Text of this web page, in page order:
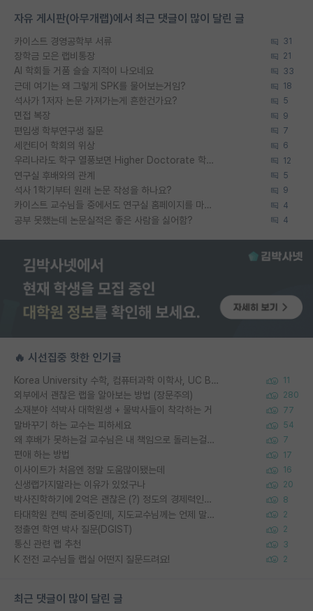
자유 게시판(아무개랩)에서 최근 댓글이 많이 달린 글
카이스트 경영공학부 서류 31
장학금 모은 랩비통장 21
AI 학회들 거품 슬슬 지적이 나오네요 33
근데 여기는 왜 그렇게 SPK를 물어보는거임? 18
석사가 1저자 논문 가져가는게 흔한건가요? 5
면접 복장 9
편입생 학부연구생 질문 7
세컨티어 학회의 위상 6
우리나라도 학구 열풍보면 Higher Doctorate 학위가 필요하다고 봅니다. 12
연구실 후배와의 관계 5
석사 1학기부터 원래 논문 작성을 하나요? 9
카이스트 교수님들 중에서도 연구실 홈페이지를 마련 안 하신 분들이 계시던데 4
공부 못했는데 논문실적은 좋은 사람을 싫어함? 4
🔥 시선집중 핫한 인기글
Korea University 수학, 컴퓨터과학 이학사, UC Berkeley 산업공학 대학원 공학박사가 되는 것은 쉽지 않겠죠? 11
외부에서 괜찮은 랩을 알아보는 방법 (장문주의) 280
소재분야 석박사 대학원생 + 물박사들이 착각하는 거 77
말바꾸기 하는 교수는 피하세요 54
왜 후배가 못하는걸 교수님은 내 책임으로 돌리는걸까요? 7
편애 하는 방법 17
이사이트가 처음엔 정말 도움많이됐는데 16
신생랩가지말라는 이유가 있었구나 20
박사진학하기에 2억은 괜찮은 (?) 정도의 경제력인가요 8
타대학원 컨텍 준비중인데, 지도교수님께는 언제 말씀드려야 할까요? 2
정출연 학연 박사 질문(DGIST) 2
통신 관련 랩 추천 3
K 전전 교수님들 랩실 어떤지 질문드려요! 2
최근 댓글이 많이 달린 글